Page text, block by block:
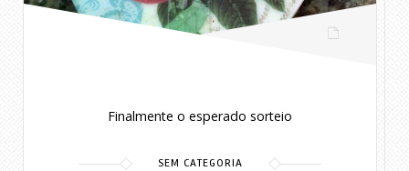
Finalmente o esperado sorteio
SEM CATEGORIA